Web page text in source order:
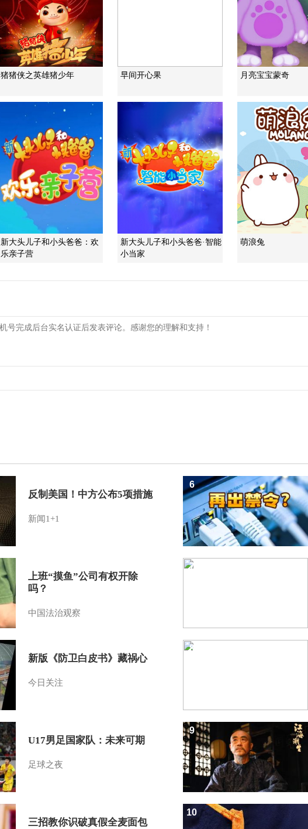
猪猪侠之英雄猪少年 早间开心果 月亮宝宝蒙奇
新大头儿子和小头爸爸：欢
乐亲子营
新大头儿子和小头爸爸·智能
小当家
萌浪兔
反制美国！中方公布5项措施
新闻1+1
上班“摸鱼”公司有权开除
吗？
中国法治观察
新版《防卫白皮书》藏祸心
今日关注
U17男足国家队：未来可期
足球之夜
三招教你识破真假全麦面包
6
7
8
9
10